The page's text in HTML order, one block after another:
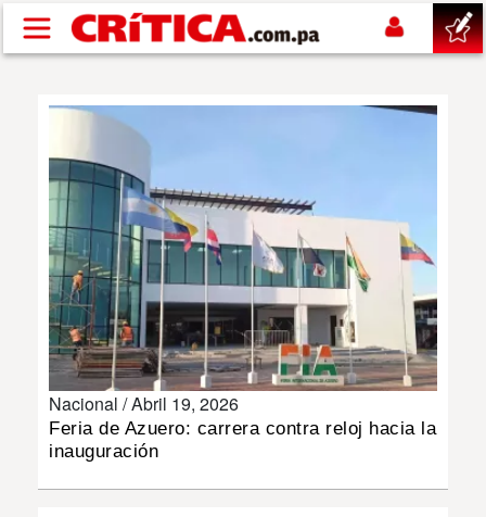
Pasar al contenido principal
SUCESOS
NACIONAL
POLÍTICA
SHOW
DEPORTES
Nacional /Abril 19, 2026
Feria de Azuero: carrera contra reloj hacia la
inauguración